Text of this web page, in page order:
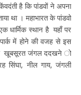
है कि पांडवों ने अपना
था । महाभारत के पांडवो
धार्मिक स्थान है यहाँ पर
में होने की वजह से इस
खूबसूरत जंगल ददखने ो
सिंघा, नील गाय, जंगली